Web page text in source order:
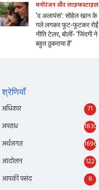
मनोरंजन और लाइफस्टाइल
‘द अलायंस’: सोहेल खान के
गले लगकर फूट-फूटकर रोईं
नीति टेलर, बोलीं- ‘जिंदगी ने
बहुत ठुकराया है’
श्रेणियाँ
अधिकार
71
अपराध
1830
अर्थजगत
1696
आंदोलन
122
आपकी पसंद
8